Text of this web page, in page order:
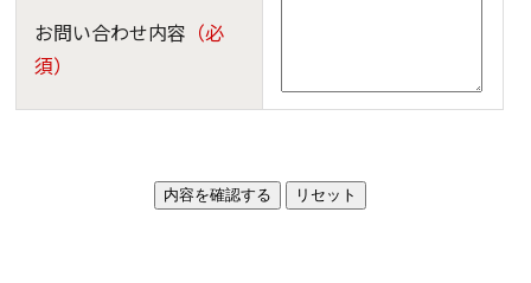
お問い合わせ内容 （必
須）